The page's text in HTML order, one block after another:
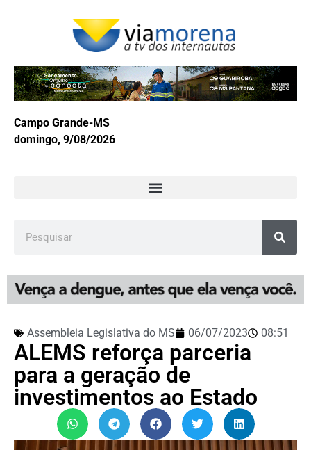
Campo Grande-MS
domingo, 9/08/2026
Assembleia Legislativa do MS 06/07/2023 08:51
ALEMS reforça parceria
para a geração de
investimentos ao Estado